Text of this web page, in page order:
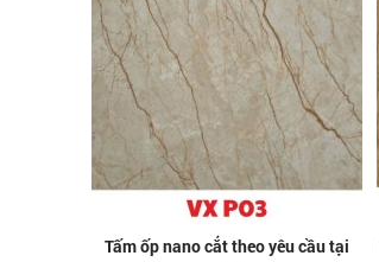
Tấm ốp nano cắt theo yêu cầu tại